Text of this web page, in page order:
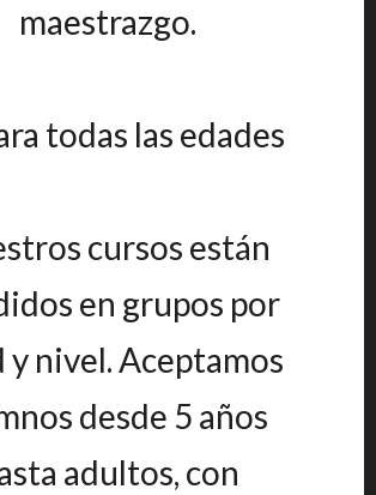
maestrazgo.
todas las edades
cursos están
en grupos por
y nivel. Aceptamos
desde 5 años
adultos, con